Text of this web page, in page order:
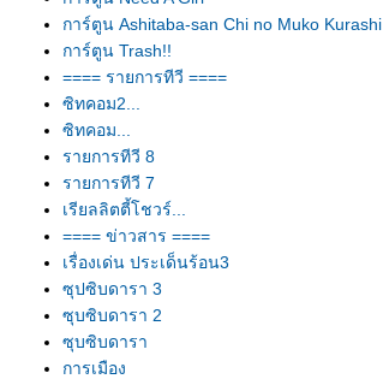
การ์ตูน Ashitaba-san Chi no Muko Kurashi
การ์ตูน Trash!!
==== รายการทีวี ====
ซิทคอม2...
ซิทคอม...
รายการทีวี 8
รายการทีวี 7
เรียลลิตตี้โชวร์...
==== ข่าวสาร ====
เรื่องเด่น ประเด็นร้อน3
ซุปซิบดารา 3
ซุบซิบดารา 2
ซุบซิบดารา
การเมือง